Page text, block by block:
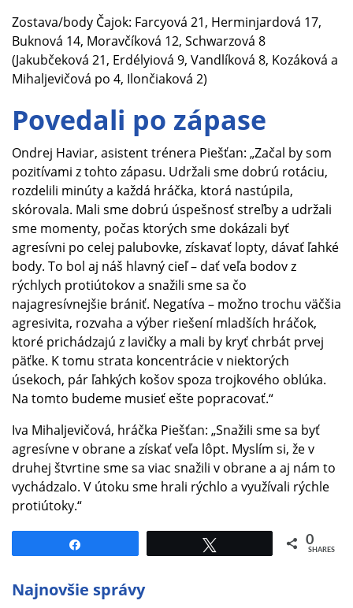
Zostava/body Čajok: Farcyová 21, Herminjardová 17,
Buknová 14, Moravčíková 12, Schwarzová 8
(Jakubčeková 21, Erdélyiová 9, Vandlíková 8, Kozáková a
Mihaljevičová po 4, Ilončiaková 2)
Povedali po zápase
Ondrej Haviar, asistent trénera Piešťan: „Začal by som
pozitívami z tohto zápasu. Udržali sme dobrú rotáciu,
rozdelili minúty a každá hráčka, ktorá nastúpila,
skórovala. Mali sme dobrú úspešnosť streľby a udržali
sme momenty, počas ktorých sme dokázali byť
agresívni po celej palubovke, získavať lopty, dávať ľahké
body. To bol aj náš hlavný cieľ – dať veľa bodov z
rýchlych protiútokov a snažili sme sa čo
najagresívnejšie brániť. Negatíva – možno trochu väčšia
agresivita, rozvaha a výber riešení mladších hráčok,
ktoré prichádzajú z lavičky a mali by kryť chrbát prvej
päťke. K tomu strata koncentrácie v niektorých
úsekoch, pár ľahkých košov spoza trojkového oblúka.
Na tomto budeme musieť ešte popracovať.“
Iva Mihaljevičová, hráčka Piešťan: „Snažili sme sa byť
agresívne v obrane a získať veľa lôpt. Myslím si, že v
druhej štvrtine sme sa viac snažili v obrane a aj nám to
vychádzalo. V útoku sme hrali rýchlo a využívali rýchle
protiútoky.“
0
SHARES
Najnovšie správy